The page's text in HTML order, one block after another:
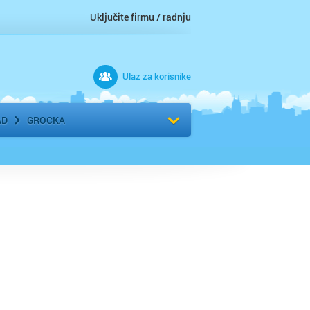
Uključite firmu / radnju
Ulaz za korisnike
GROCKA